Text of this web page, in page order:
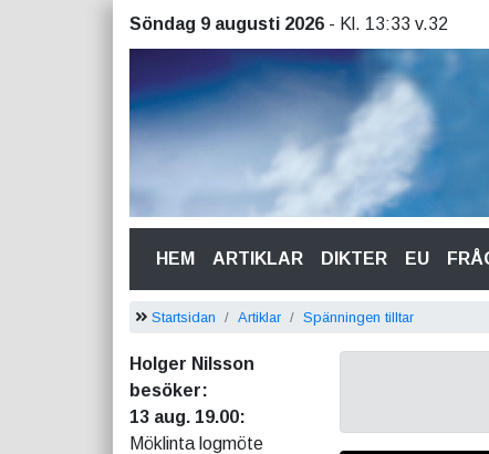
Söndag 9 augusti 2026 - Kl. 13:33 v.32
HEM(CURRENT)
ARTIKLAR DIKTER EU
Startsidan Artiklar Spänningen tilltar
Holger Nilsson
besöker:
13 aug. 19.00:
Möklinta logmöte